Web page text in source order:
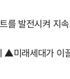
발전시켜 지
래세대가 이